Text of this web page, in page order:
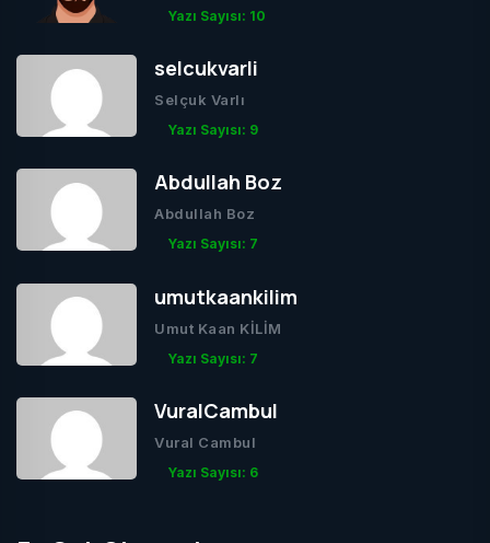
Yazı Sayısı: 10
selcukvarli
Selçuk Varlı
Yazı Sayısı: 9
Abdullah Boz
Abdullah Boz
Yazı Sayısı: 7
umutkaankilim
Umut Kaan KİLİM
Yazı Sayısı: 7
VuralCambul
Vural Cambul
Yazı Sayısı: 6